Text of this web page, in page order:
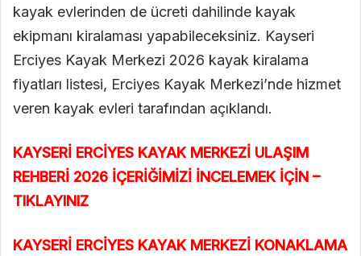
kayak evlerinden de ücreti dahilinde kayak
ekipmanı kiralaması yapabileceksiniz. Kayseri
Erciyes Kayak Merkezi 2026 kayak kiralama
fiyatları listesi, Erciyes Kayak Merkezi’nde hizmet
veren kayak evleri tarafından açıklandı.
KAYSERİ ERCİYES KAYAK MERKEZİ ULAŞIM
REHBERİ 2026 İÇERİĞİMİZİ İNCELEMEK İÇİN –
TIKLAYINIZ
KAYSERİ ERCİYES KAYAK MERKEZİ KONAKLAMA